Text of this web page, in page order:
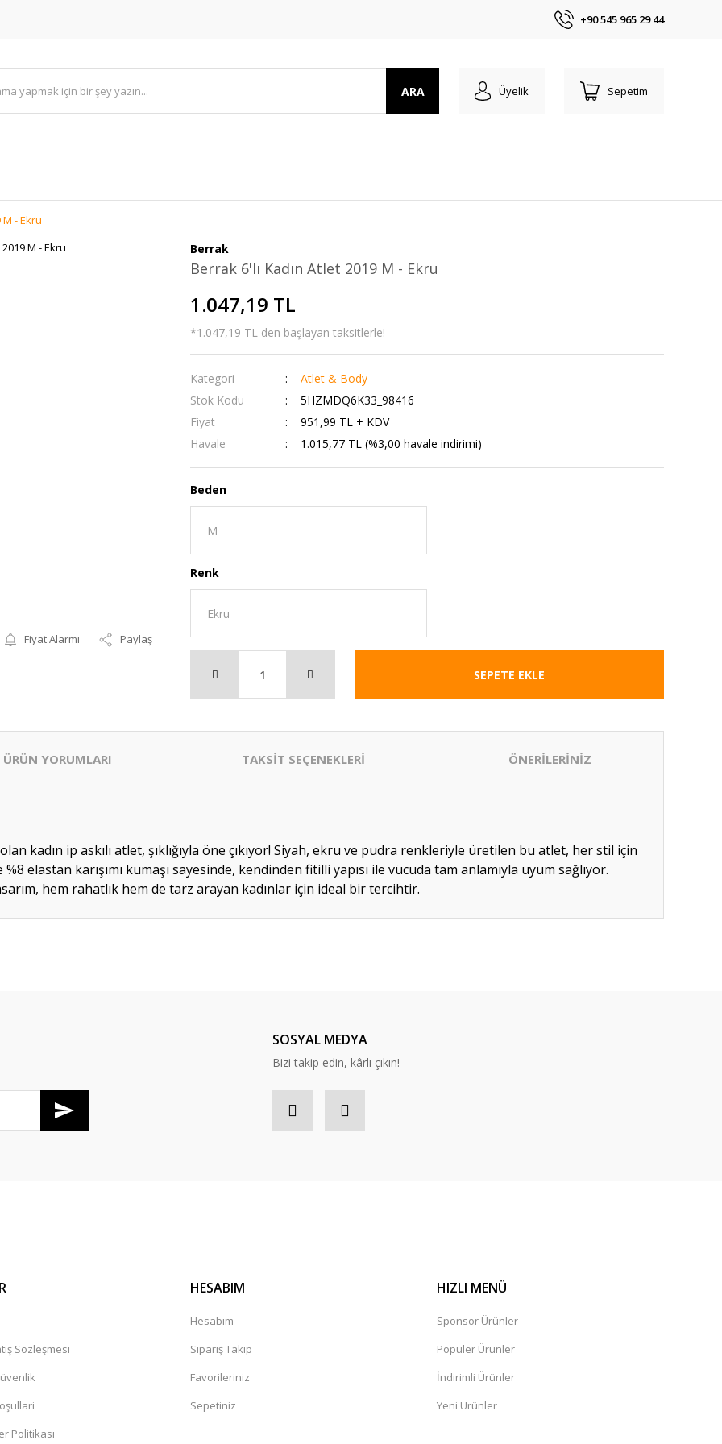
+90 545 965 29 44
ARA Üyelik Sepetim
M - Ekru
Fiyat Alarmı Paylaş
Berrak
Berrak 6'lı Kadın Atlet 2019 M - Ekru
1.047,19 TL
*1.047,19 TL den başlayan taksitlerle!
Kategori
Atlet & Body
Stok Kodu
5HZMDQ6K33_98416
Fiyat
951,99 TL + KDV
Havale
1.015,77 TL (%3,00 havale indirimi)
Beden
Renk
SEPETE EKLE
ÜRÜN YORUMLARI TAKSİT SEÇENEKLERİ ÖNERİLERİNİZ
kadın ip askılı atlet, şıklığıyla öne çıkıyor! Siyah, ekru ve pudra renkleriyle üretilen bu atlet, her stil için
elastan karışımı kumaşı sayesinde, kendinden fitilli yapısı ile vücuda tam anlamıyla uyum sağlıyor.
hem rahatlık hem de tarz arayan kadınlar için ideal bir tercihtir.
SOSYAL MEDYA
Bizi takip edin, kârlı çıkın!
Sözleşmesi
Politikası
HESABIM
Hesabım
Sipariş Takip
Favorileriniz
Sepetiniz
HIZLI MENÜ
Sponsor Ürünler
Popüler Ürünler
İndirimli Ürünler
Yeni Ürünler